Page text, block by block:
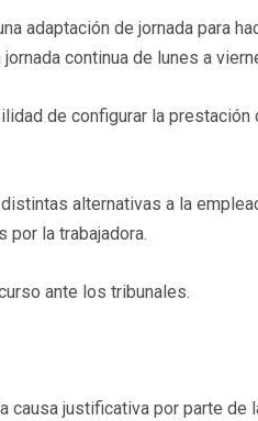
adaptación de jornada para
continua de lunes a
de configurar la
alternativas a la
por la trabajadora.
ante los tribunales.
justificativa por parte de